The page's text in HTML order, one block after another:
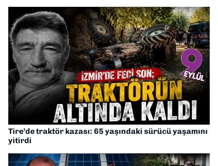
Tire’de traktör kazası: 65 yaşındaki sürücü yaşamını
yitirdi